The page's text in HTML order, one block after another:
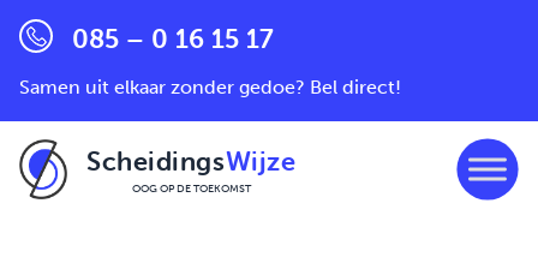
085 – 0 16 15 17
Samen uit elkaar zonder gedoe? Bel direct!
ScheidingsWijze
OOG OP DE TOEKOMST